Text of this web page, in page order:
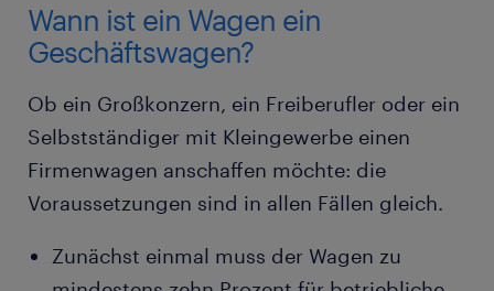
Wann ist ein Wagen ein
Geschäftswagen?
Ob ein Großkonzern, ein Freiberufler oder ein
Selbstständiger mit Kleingewerbe einen
Firmenwagen anschaffen möchte: die
Voraussetzungen sind in allen Fällen gleich.
Zunächst einmal muss der Wagen zu